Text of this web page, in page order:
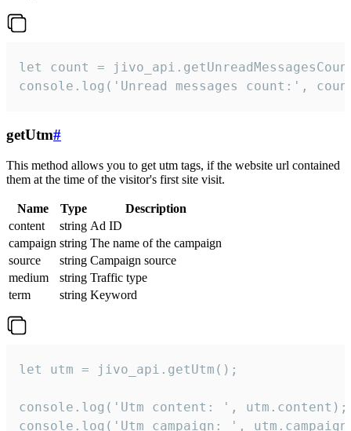
let count =
console.log('Unread messages count:',
getUtm#
This method allows you to get utm tags, if the website url contained
them at the time of the visitor's first site visit.
Name Type
Description
content
string Ad ID
campaign string The name of the campaign
source
string Campaign source
medium
string Traffic type
term
string Keyword
let utm = jivo_api.getUtm();
console.log('Utm content: ', utm.content);
console.log('Utm campaign: ',